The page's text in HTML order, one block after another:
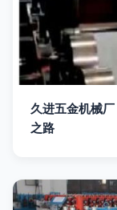
久进五金机械
之路